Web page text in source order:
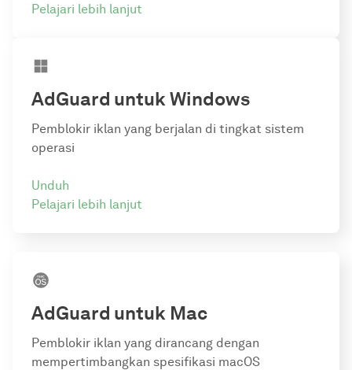
Pelajari lebih lanjut
AdGuard untuk Windows
Pemblokir iklan yang berjalan di tingkat sistem
operasi
Pelajari lebih lanjut
Unduh
AdGuard untuk Mac
Pemblokir iklan yang dirancang dengan
mempertimbangkan spesifikasi macOS